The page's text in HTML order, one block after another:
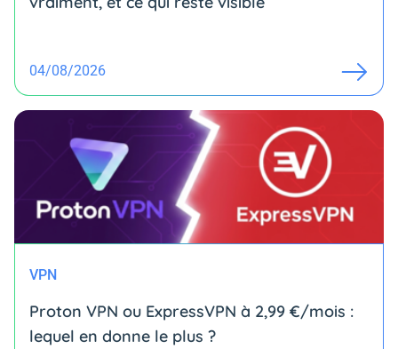
04/08/2026
VPN
Proton VPN ou ExpressVPN à 2,99 €/mois :
lequel en donne le plus ?